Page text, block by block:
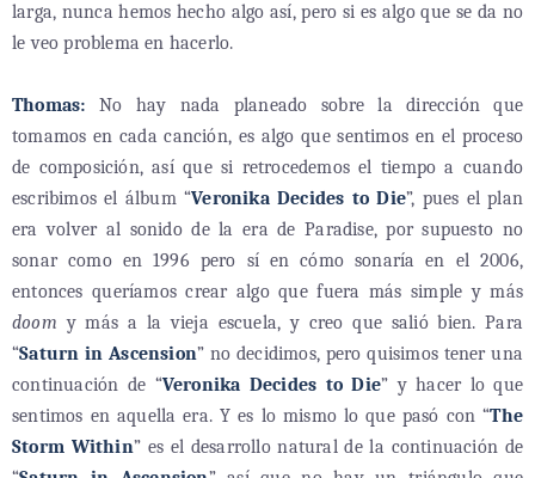
larga, nunca hemos hecho algo así, pero si es algo que se da no
le veo problema en hacerlo.
Thomas: No hay nada planeado sobre la dirección que
tomamos en cada canción, es algo que sentimos en el proceso
de composición, así que si retrocedemos el tiempo a cuando
escribimos el álbum “Veronika Decides to Die”, pues el plan
era volver al sonido de la era de Paradise, por supuesto no
sonar como en 1996 pero sí en cómo sonaría en el 2006,
entonces queríamos crear algo que fuera más simple y más
doom y más a la vieja escuela, y creo que salió bien. Para
“Saturn in Ascension” no decidimos, pero quisimos tener una
continuación de “Veronika Decides to Die” y hacer lo que
sentimos en aquella era. Y es lo mismo lo que pasó con “The
Storm Within” es el desarrollo natural de la continuación de